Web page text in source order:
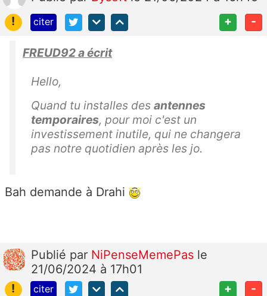
!
citer + -
FREUD92 a écrit
Hello,
Quand tu installes des antennes
temporaires, pour moi c'est un
investissement inutile, qui ne changera
pas notre quotidien après les jo.
Bah demande à Drahi
Publié par NiPenseMemePas le
21/06/2024 à 17h01
!
citer + -